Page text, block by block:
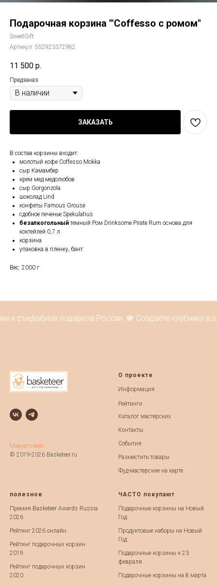
Подарочная корзина '"Coffesso c ромом"
SweetGift
Артикул: 552923372982
11 500 р.
Предзаказ
ЗАКАЗАТЬ
В состав корзины входит:
молотый кофе Coffesso Mokka
сыр Камамбер
крем мед медолюбов
сыр Gorgonzola
шоколад Lind
конфеты Famous Grouse
сдобное печенье Spekulatius
безалкогольный темный Ром Drinksome Pirate Rum основа для
коктейлей 0,7 л
корзина
упаковка в пленку, бант
Вес: 2000 г
съедобных подарков России. 🍓 Создаёте клубнику
Маркетплейс
© 2019-2026 Basketeer.ru
О проекте
Информация
Рейтинги
Каталог мастерских
Контакты
События
Разместить товары
Фуд-мастерские на карте
полезное
Премия Basketeer Awards Russia
2026
Рейтинг 2026 онлайн
Рейтинг подарочных корзин
2019
Рейтинг подарочных корзин
2020
ЧАСТО покупают
Подарочные корзины на Новый
Год
Продуктовые наборы на Новый
Год
Подарочные корзины к 23
февраля
Подарочные корзины на 8 марта